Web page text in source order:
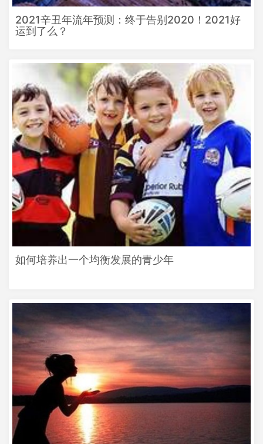
2021辛丑年流年预测：终于告别2020！2021好
运到了么？
如何培养出一个均衡发展的青少年